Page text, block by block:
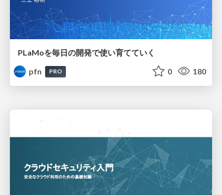
PLaMoを毎日の開発で使い育てていく
pfn
PRO 0 180